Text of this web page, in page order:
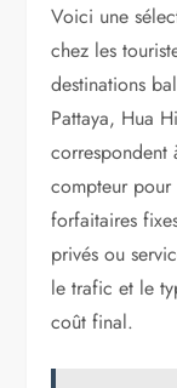
Voici une
chez les
destinations
Pattaya, Hua
correspondent
compteur pour
forfaitaires
privés ou
le trafic et le
coût final.